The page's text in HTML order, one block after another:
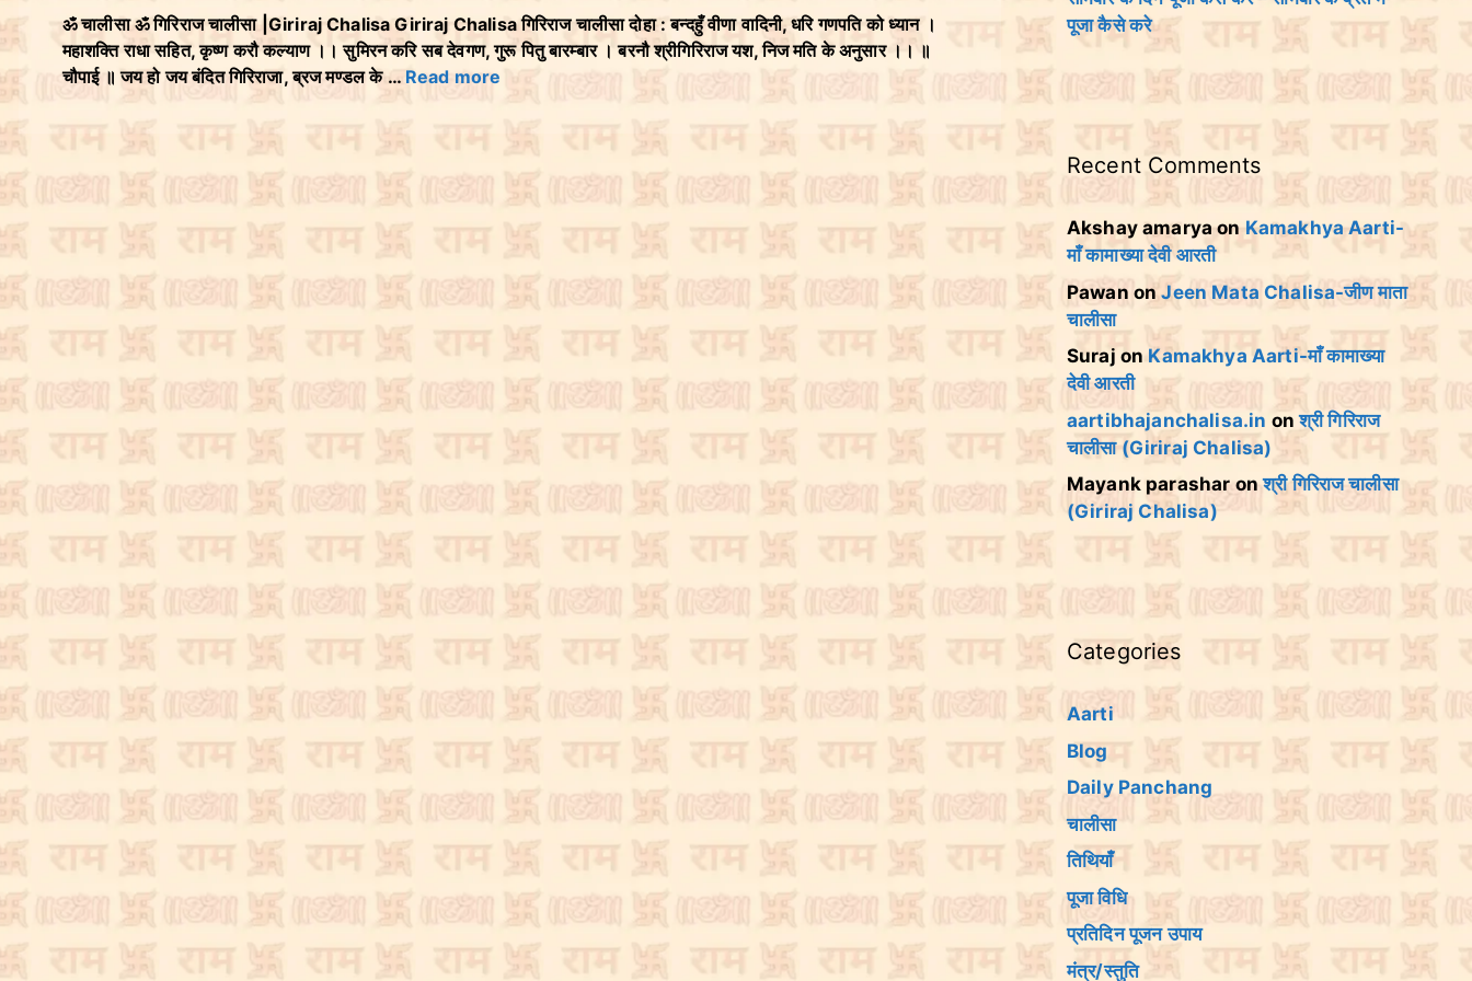
ॐ चालीसा ॐ गिरिराज चालीसा |Giriraj Chalisa Giriraj Chalisa गिरिराज चालीसा दोहा : बन्दहुँ वीणा वादिनी, धरि गणपति को ध्यान ।
महाशक्ति राधा सहित, कृष्ण करौ कल्याण ।। सुमिरन करि सब देवगण, गुरू पितु बारम्बार । बरनौ श्रीगिरिराज यश, निज मति के अनुसार ।। ॥
चौपाई ॥ जय हो जय बंदित गिरिराजा, ब्रज मण्डल के … Read more
पूजा कैसे करे
Recent Comments
Akshay amaryaonKamakhya Aarti-
माँ कामाख्या देवी आरती
Pawan onJeen Mata Chalisa-जीण माता
चालीसा
Suraj on Kamakhya Aarti-माँ कामाख्या
देवी आरती
aartibhajanchalisa.in onश्री गिरिराज
चालीसा (Giriraj Chalisa)
Mayank parasharonश्री गिरिराज चालीसा
(Giriraj Chalisa)
Categories
Aarti
Blog
Daily Panchang
चालीसा
तिथियांँ
पूजा विधि
प्रतिदिन पूजन उपाय
मंत्र/स्तुति